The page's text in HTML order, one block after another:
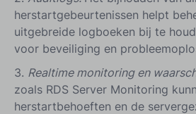
herstartgebeurtenissen helpt
uitgebreide logboeken bij te
voor beveiliging en
3. Realtime monitoring en
zoals RDS Server Monitoring
herstartbehoeften en de